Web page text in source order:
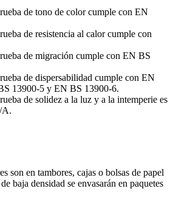
de tono de color cumple con EN
de resistencia al calor cumple con
de migración cumple con EN BS
de dispersabilidad cumple con EN
13900-5 y EN BS 13900-6.
de solidez a la luz y a la intemperie es
A.
son en tambores, cajas o bolsas de papel
baja densidad se envasarán en paquetes